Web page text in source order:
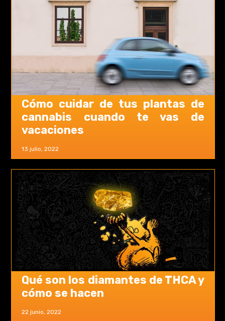
13 julio, 2022
Cómo cuidar de tus plantas de
cannabis cuando te vas de
vacaciones
22 junio, 2022
Qué son los diamantes de THCA y
cómo se hacen